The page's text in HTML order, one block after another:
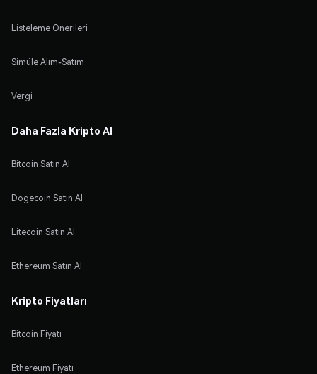
Listeleme Önerileri
Simüle Alım-Satım
Vergi
Daha Fazla Kripto Al
Bitcoin Satın Al
Dogecoin Satın Al
Litecoin Satın Al
Ethereum Satın Al
Kripto Fiyatları
Bitcoin Fiyatı
Ethereum Fiyatı